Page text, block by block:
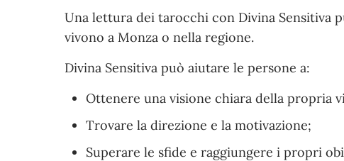
Una lettura dei tarocchi con Divina Sensitiva
vivono a Monza o nella regione.
Divina Sensitiva può aiutare le persone a:
Ottenere una visione chiara della propria
Trovare la direzione e la motivazione;
Superare le sfide e raggiungere i propri